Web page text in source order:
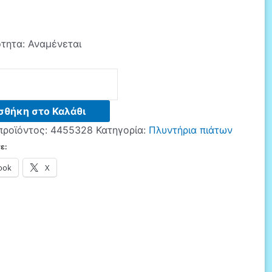
Αναμένεται
στο Καλάθι
4455328 Κατηγορία: Πλυντήρια πιάτων
X